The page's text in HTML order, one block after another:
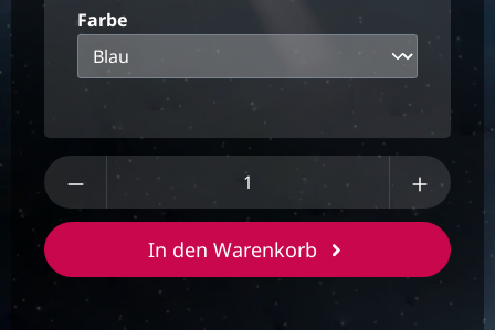
Farbe
Produkt Anzahl: Gib den gewünschten
In den Warenkorb